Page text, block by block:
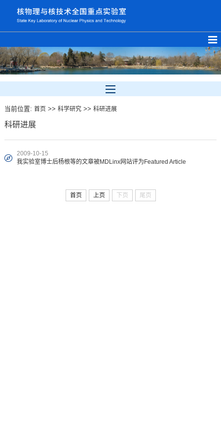
当前位置: 首页>> 科学研究>> 科研进展
科研进展
2009-10-15
我实验室博士后杨根等的文章被MDLinx网站评为Featured Article
首页 上页 下页 尾页